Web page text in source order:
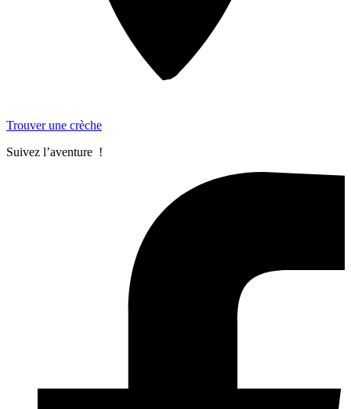
Trouver une crèche
Suivez l’aventure !